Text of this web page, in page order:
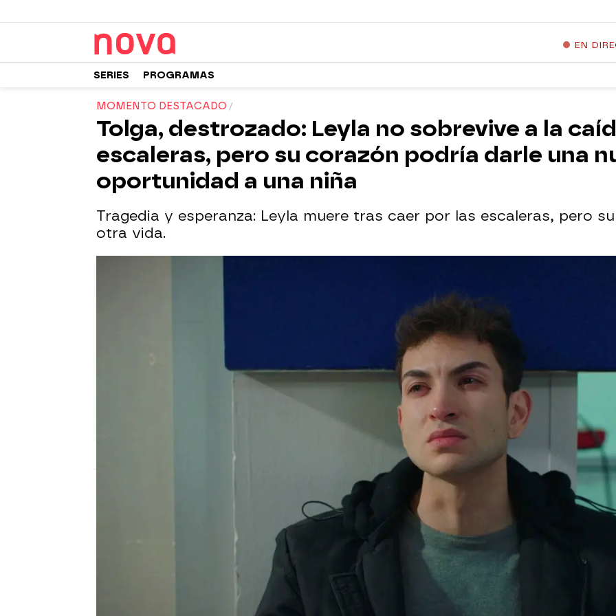
EN
SERIES PROGRAMAS
MOMENTO DESTACADO
Tolga, destrozado: Leyla no sobrevive a la
escaleras, pero su corazón podría darle una
oportunidad a una niña
Tragedia y esperanza: Leyla muere tras caer por las escaleras, pero
otra vida.
05 de septiembre de 2025, 02:30
Todos los familiares y amigos de Ömer
se reúnen en el club
celebrar su cumpleaños.
Leyla ha decidido sorprenderlo
una camiseta que lleva la foto de los cuatro hermanos
gesto que conmueve profundamente al joven, que no puede